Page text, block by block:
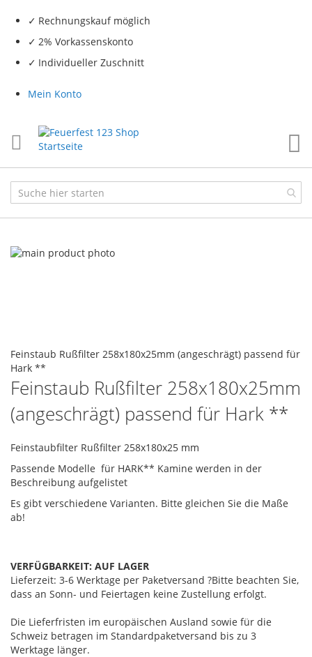
Rechnungskauf möglich
2% Vorkassenskonto
Individueller Zuschnitt
Mein Konto
Feinstaub Rußfilter 258x180x25mm (angeschrägt) passend für
Hark **
Feinstaub Rußfilter 258x180x25mm
(angeschrägt) passend für Hark **
Feinstaubfilter Rußfilter 258x180x25 mm
Passende Modelle für HARK** Kamine werden in der
Beschreibung aufgelistet
Es gibt verschiedene Varianten. Bitte gleichen Sie die Maße
ab!
VERFÜGBARKEIT: AUF LAGER
Lieferzeit: 3-6 Werktage per Paketversand ?Bitte beachten Sie,
dass an Sonn- und Feiertagen keine Zustellung erfolgt.
Die Lieferfristen im europäischen Ausland sowie für die
Schweiz betragen im Standardpaketversand bis zu 3
Werktage länger.
Skip
gallery
to
the
beginning
of
the
images